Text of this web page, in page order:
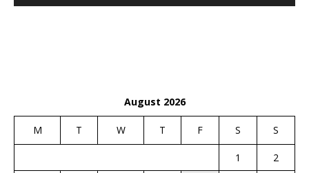
August 2026
M T W T F S S
1 2